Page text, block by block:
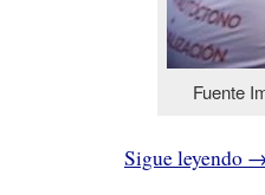
Fuente
Sigue leyendo